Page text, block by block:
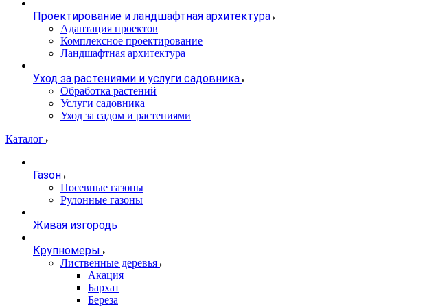
Проектирование и ландшафтная архитектура
Адаптация проектов
Комплексное проектирование
Ландшафтная архитектура
Уход за растениями и услуги садовника
Обработка растений
Услуги садовника
Уход за садом и растениями
Каталог
Газон
Посевные газоны
Рулонные газоны
Живая изгородь
Крупномеры
Лиственные деревья
Акация
Бархат
Береза